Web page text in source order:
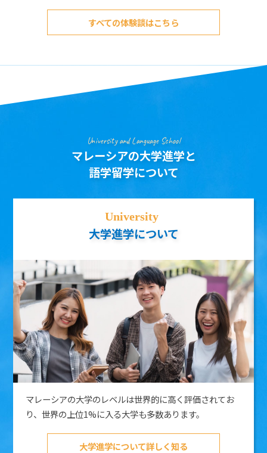
すべての体験談はこちら
University and Language School
マレーシアの大学進学と
語学留学について
大学進学について
マレーシアの大学のレベルは世界的に高く評価されてお
り、世界の上位1%に入る大学も多数あります。
大学進学について詳しく知る